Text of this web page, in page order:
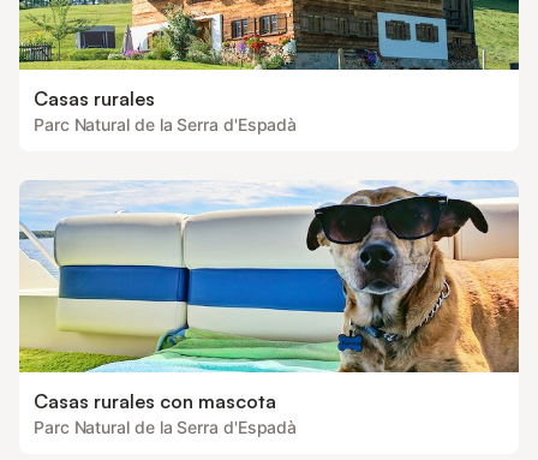
Casas rurales
Parc Natural de la Serra d'Espadà
Casas rurales con mascota
Parc Natural de la Serra d'Espadà